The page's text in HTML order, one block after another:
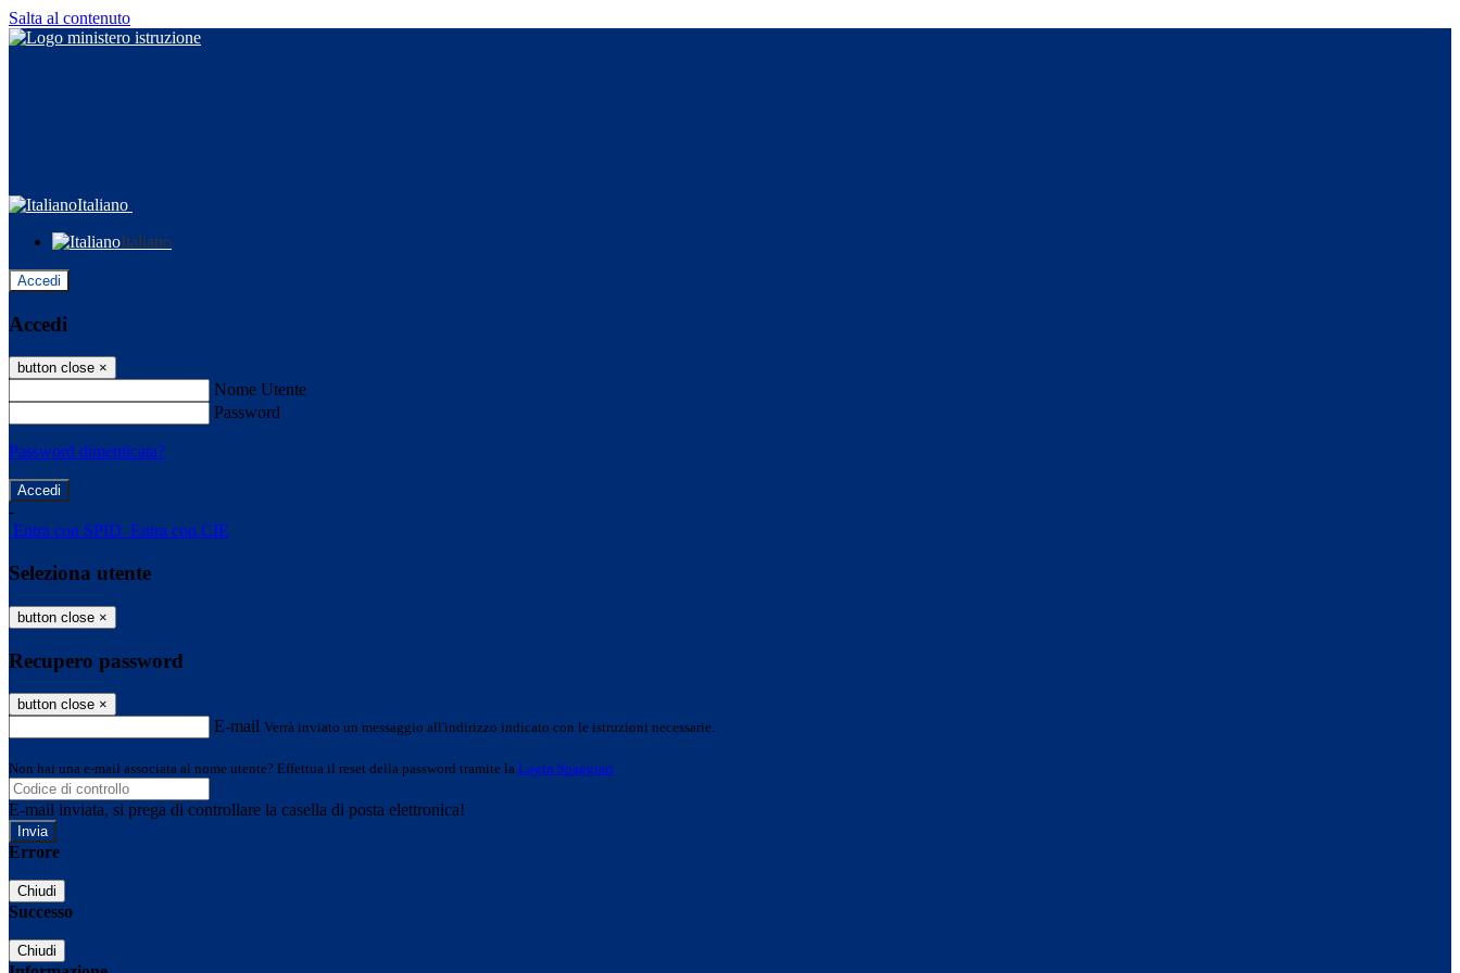
Salta al contenuto
Italiano
Italiano
Accedi
Accedi
button close ×
Nome Utente
Password
Password dimenticata?
-
Entra con SPID Entra con CIE
Seleziona utente
button close ×
Recupero password
button close ×
E-mail Verrà inviato un messaggio all'indirizzo indicato con le istruzioni necessarie.
Non hai una e-mail associata al nome utente? Effettua il reset della password tramite la Login Spaggiari
E-mail inviata, si prega di controllare la casella di posta elettronica!
Errore
Chiudi
Successo
Chiudi